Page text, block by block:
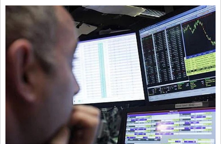
Con Estilo
De Bolsillo
Diarios de Argentina
Diarios del Mundo
Directivos
Ecología y Ambiente